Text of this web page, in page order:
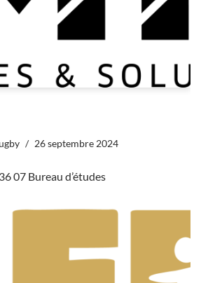
26 septembre 2024
07 Bureau d’études